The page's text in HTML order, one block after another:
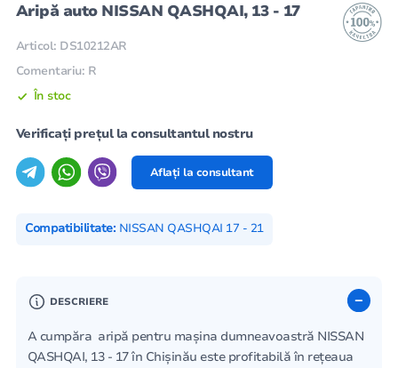
Aripă auto NISSAN QASHQAI, 13 - 17
Articol: DS10212AR
Comentariu: R
În stoc
Verificați prețul la consultantul nostru
Aflați la consultant
Compatibilitate: NISSAN QASHQAI 17 - 21
DESCRIERE
A cumpăra aripă pentru mașina dumneavoastră NISSAN
QASHQAI, 13 - 17 în Chișinău este profitabilă în rețeaua